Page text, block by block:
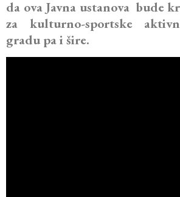
da ova Javna ustanova bude
za kulturno-sportske
gradu pa i šire.